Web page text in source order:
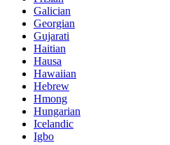
Galician
Georgian
Gujarati
Haitian
Hausa
Hawaiian
Hebrew
Hmong
Hungarian
Icelandic
Igbo